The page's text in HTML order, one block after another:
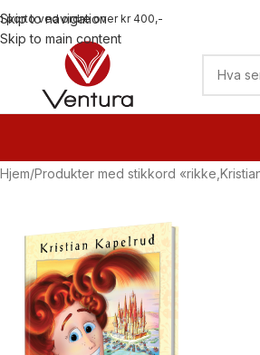
Skip to navigation
Skip to main content
porto ved ordre over kr 400,-
Hjem Produkter med stikkord